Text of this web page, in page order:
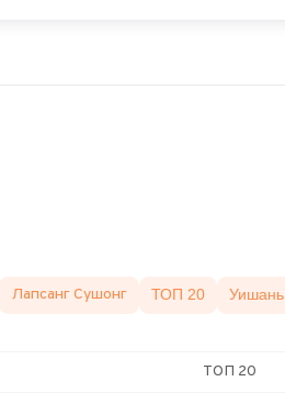
Лапсанг Сушонг ТОП 20 Уишань
ТОП 20